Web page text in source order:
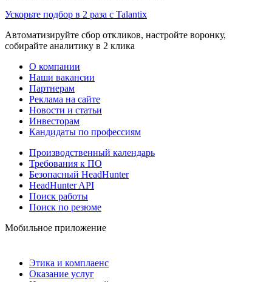
Ускорьте подбор в 2 раза с Talantix
Автоматизируйте сбор откликов, настройте воронку,
собирайте аналитику в 2 клика
О компании
Наши вакансии
Партнерам
Реклама на сайте
Новости и статьи
Инвесторам
Кандидаты по профессиям
Производственный календарь
Требования к ПО
Безопасный HeadHunter
HeadHunter API
Поиск работы
Поиск по резюме
Мобильное приложение
Этика и комплаенс
Оказание услуг